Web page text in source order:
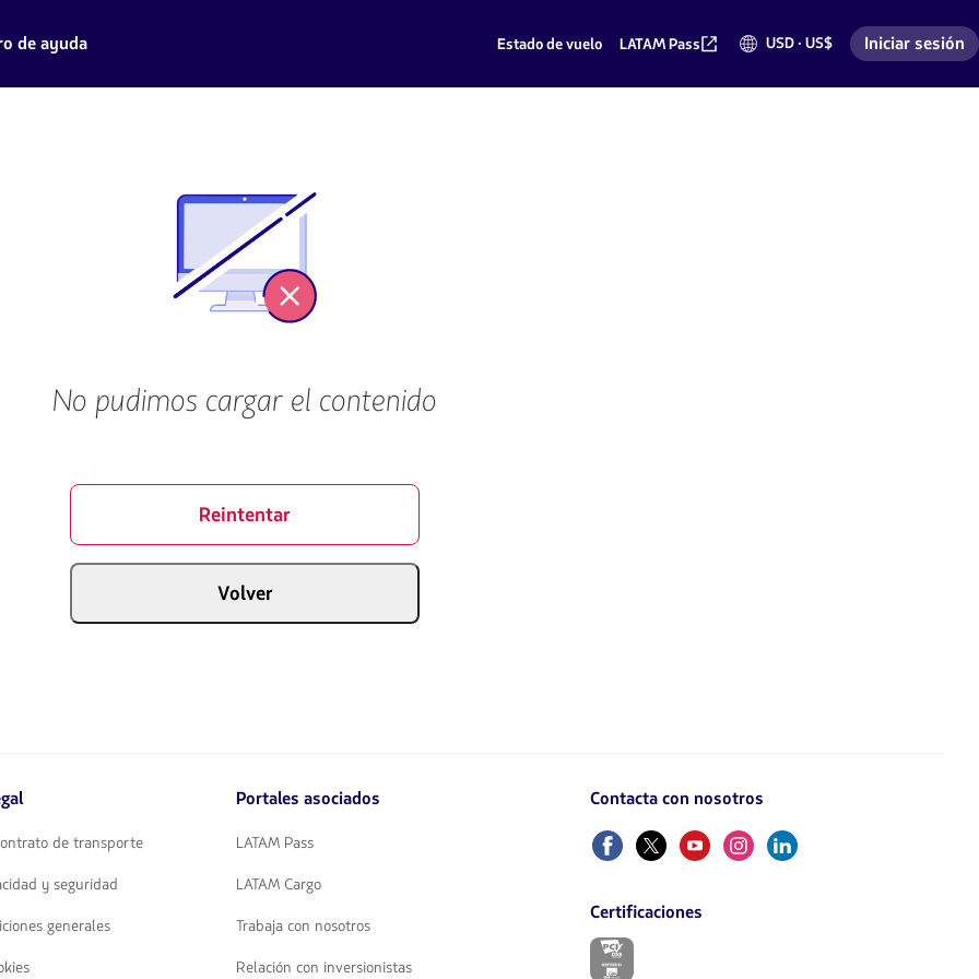
de ayuda Estado de vuelo LATAM Pass USD · US$
Dólares Ingresar a mi
Iniciar sesión
No pudimos cargar el contenido
Reintentar
Volver
de transporte
y seguridad
generales
Portales asociados
LATAM Pass
LATAM Cargo
Trabaja con nosotros
Relación con inversionistas
Contacta con nosotros
FacebookTwitterYoutubeInstagram
Linkedin
Certificaciones
El